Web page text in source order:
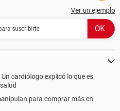
Ver un ejemplo
cardiólogo explicó lo que es
para comprar más en